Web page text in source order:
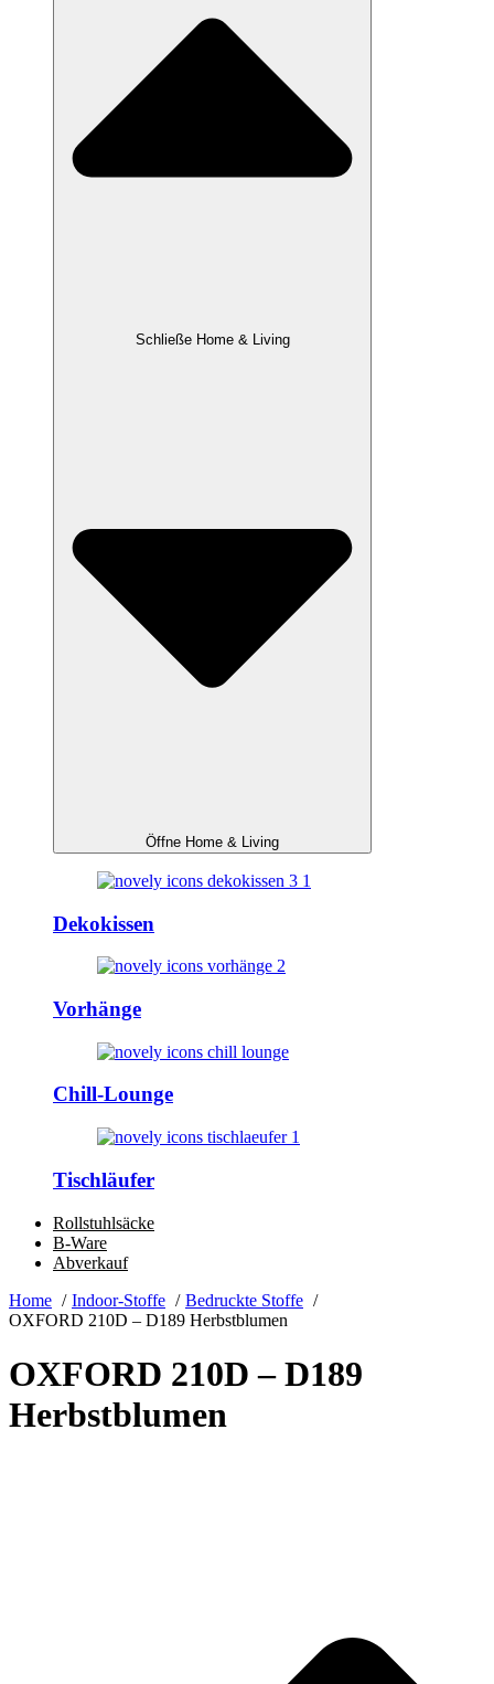
Schließe Home & Living
Öffne Home & Living
Dekokissen
Vorhänge
Chill-Lounge
Tischläufer
Rollstuhlsäcke
B-Ware
Abverkauf
Home
Indoor-Stoffe
Bedruckte Stoffe
OXFORD 210D – D189 Herbstblumen
OXFORD 210D – D189
Herbstblumen